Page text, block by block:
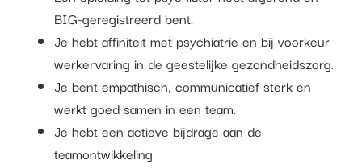
BIG-geregistreerd bent.
Je hebt affiniteit met psychiatrie en bij voorkeur
werkervaring in de geestelijke gezondheidszorg.
Je bent empathisch, communicatief sterk en
werkt goed samen in een team.
Je hebt een actieve bijdrage aan de
teamontwikkeling